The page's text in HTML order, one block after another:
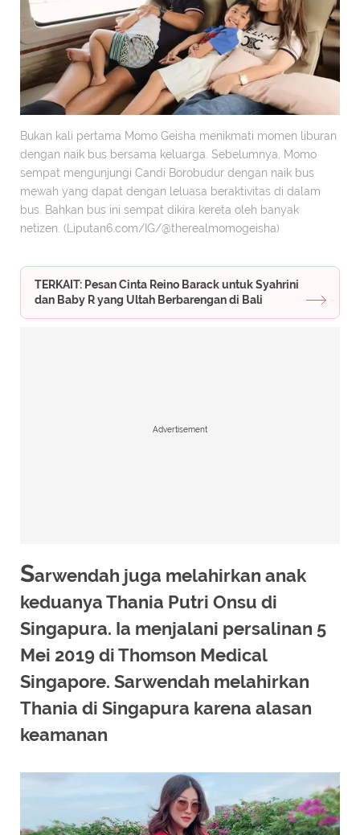
Bukan kali pertama Momo Geisha menikmati momen liburan
dengan naik bus bersama keluarga. Sebelumnya, Momo
sempat mengunjungi Candi Borobudur dengan naik bus
mewah yang dapat dengan leluasa beraktivitas di dalam
bus. Bahkan bus ini sempat dikira kereta oleh banyak
netizen. (Liputan6.com/IG/@therealmomogeisha)
TERKAIT: Pesan Cinta Reino Barack untuk Syahrini
dan Baby R yang Ultah Berbarengan di Bali
Advertisement
Sarwendah juga melahirkan anak
keduanya Thania Putri Onsu di
Singapura. Ia menjalani persalinan 5
Mei 2019 di Thomson Medical
Singapore. Sarwendah melahirkan
Thania di Singapura karena alasan
keamanan